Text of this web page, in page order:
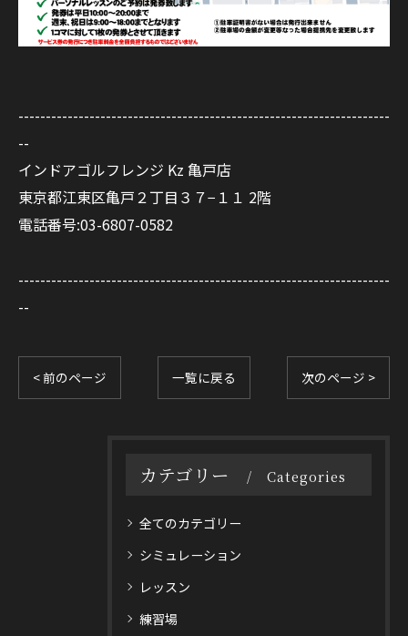
--------------------------------------------------------------------
--
インドアゴルフレンジ Kz 亀戸店
東京都江東区亀戸２丁目３７−１１ 2階
電話番号:03-6807-0582
--------------------------------------------------------------------
--
< 前のページ 一覧に戻る 次のページ >
カテゴリー Categories
全てのカテゴリー
シミュレーション
レッスン
練習場